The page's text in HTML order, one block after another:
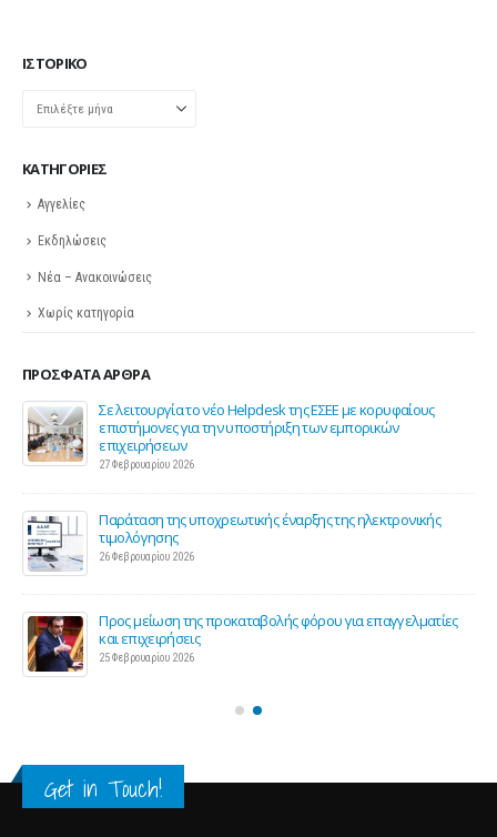
ΙΣΤΟΡΙΚΌ
Ιστορικό
KΑΤΗΓΟΡΊΕΣ
Αγγελίες
Εκδηλώσεις
Νέα – Ανακοινώσεις
Χωρίς κατηγορία
ΠΡΌΣΦΑΤΑ ΆΡΘΡΑ
Σε λειτουργία το νέο Helpdesk της ΕΣΕΕ με κορυφαίους
επιστήμονες για την υποστήριξη των εμπορικών
επιχειρήσεων
27 Φεβρουαρίου 2026
Παράταση της υποχρεωτικής έναρξης της ηλεκτρονικής
τιμολόγησης
26 Φεβρουαρίου 2026
Προς μείωση της προκαταβολής φόρου για επαγγελματίες
και επιχειρήσεις
25 Φεβρουαρίου 2026
Get in Touch!